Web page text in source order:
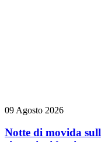
09 Agosto 2026
Notte di movida